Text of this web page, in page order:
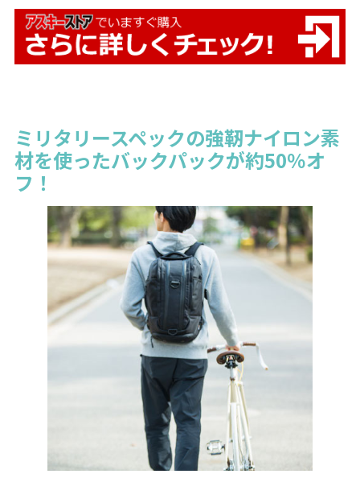
ミリタリースペックの強靭ナイロン素
材を使ったバックパックが約50％オ
フ！